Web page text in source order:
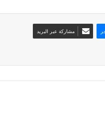
مشاركة عبر البريد